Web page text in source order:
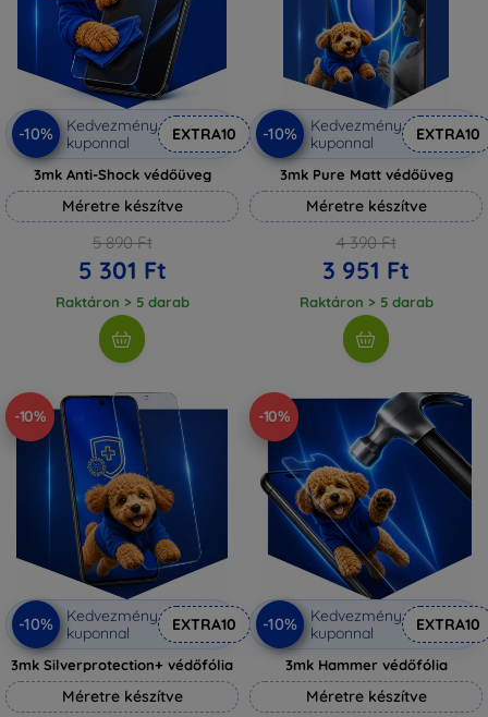
-10%
Kedvezmény
kuponnal
EXTRA10
3mk Anti-Shock védőüveg
Méretre készítve
5 890 Ft
5 301 Ft
Raktáron > 5 darab
-10%
Kedvezmény
kuponnal
EXTRA10
3mk Pure Matt védőüveg
Méretre készítve
4 390 Ft
3 951 Ft
Raktáron > 5 darab
-10%
-10%
Kedvezmény
kuponnal
EXTRA10
3mk Silverprotection+ védőfólia
Méretre készítve
-10%
-10%
Kedvezmény
kuponnal
EXTRA10
3mk Hammer védőfólia
Méretre készítve